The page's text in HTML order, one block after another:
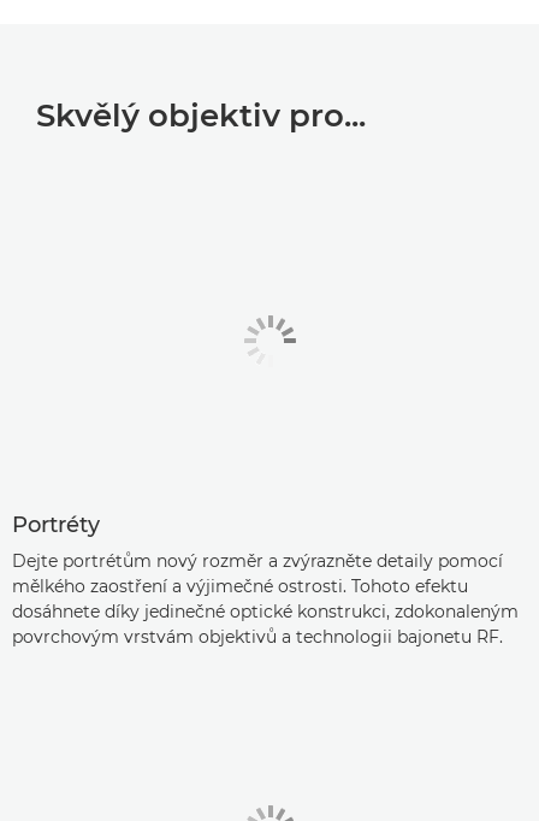
Skvělý objektiv pro...
Portréty
Dejte portrétům nový rozměr a zvýrazněte detaily pomocí
mělkého zaostření a výjimečné ostrosti. Tohoto efektu
dosáhnete díky jedinečné optické konstrukci, zdokonaleným
povrchovým vrstvám objektivů a technologii bajonetu RF.